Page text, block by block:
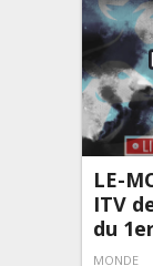
LE-
ITV
du
MONDE